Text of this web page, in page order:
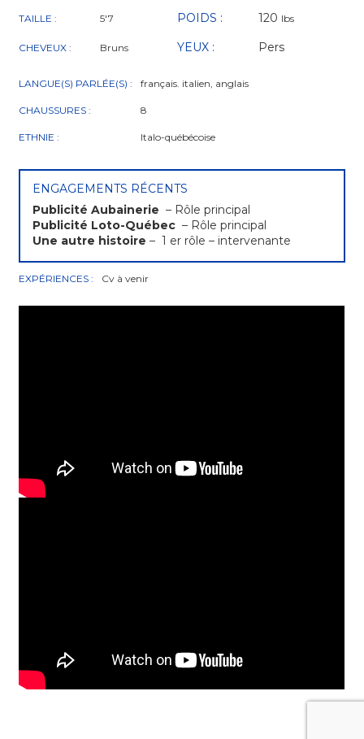
TAILLE : 5'7 POIDS : 120 lbs
CHEVEUX : Bruns YEUX : Pers
LANGUE(S) PARLÉE(S) : français. italien, anglais
CHAUSSURES : 8
ETHNIE : Italo-québécoise
ENGAGEMENTS RÉCENTS
Publicité Aubainerie – Rôle principal
Publicité Loto-Québec – Rôle principal
Une autre histoire – 1 er rôle – intervenante
EXPÉRIENCES : Cv à venir